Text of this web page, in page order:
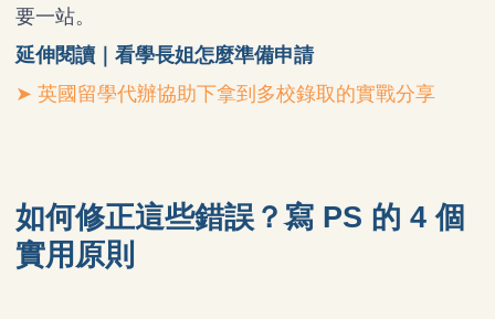
要一站。
延伸閱讀｜看學長姐怎麼準備申請
➤ 英國留學代辦協助下拿到多校錄取的實戰分享
如何修正這些錯誤？寫 PS 的 4 個
實用原則